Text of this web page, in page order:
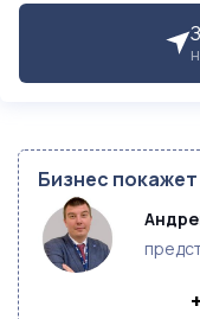
Бизнес покажет